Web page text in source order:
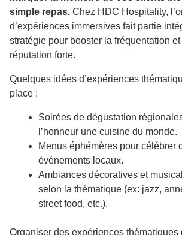
simple repas. Chez HDC Hospitality,
d’expériences immersives fait partie
stratégie pour booster la fréquentation
réputation forte.
Quelques idées d’expériences
place :
Soirées de dégustation
l’honneur une cuisine du monde.
Menus éphémères pour célébrer
événements locaux.
Ambiances décoratives et
selon la thématique (ex: jazz,
street food, etc.).
Organiser des expériences thématiques